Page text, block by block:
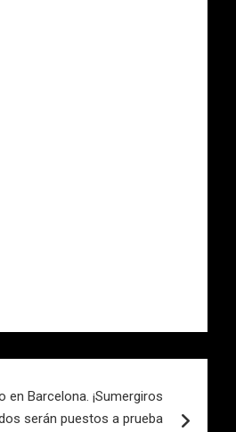
Barcelona. ¡Sumergiros
serán puestos a prueba